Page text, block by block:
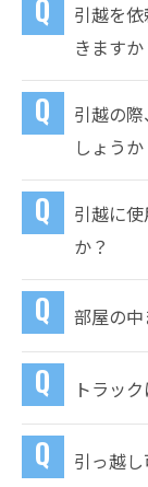
引越を
きますか
引越の
しょうか
引越に
か？
部屋の
トラッ
引っ越